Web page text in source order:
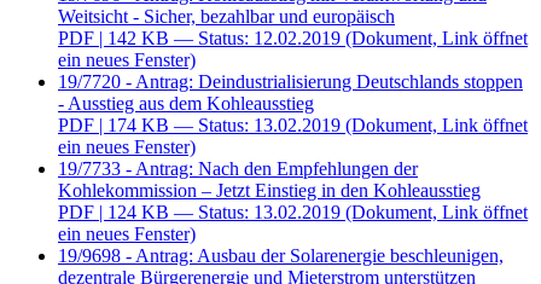
Weitsicht - Sicher, bezahlbar und europäisch
PDF | 142 KB — Status: 12.02.2019 (Dokument, Link öffnet
ein neues Fenster)
19/7720 - Antrag: Deindustrialisierung Deutschlands stoppen
- Ausstieg aus dem Kohleausstieg
PDF | 174 KB — Status: 13.02.2019 (Dokument, Link öffnet
ein neues Fenster)
19/7733 - Antrag: Nach den Empfehlungen der
Kohlekommission – Jetzt Einstieg in den Kohleausstieg
PDF | 124 KB — Status: 13.02.2019 (Dokument, Link öffnet
ein neues Fenster)
19/9698 - Antrag: Ausbau der Solarenergie beschleunigen,
dezentrale Bürgerenergie und Mieterstrom unterstützen